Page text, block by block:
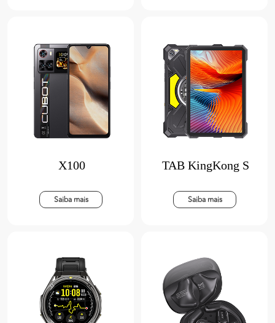
X100
Saiba mais
TAB KingKong S
Saiba mais